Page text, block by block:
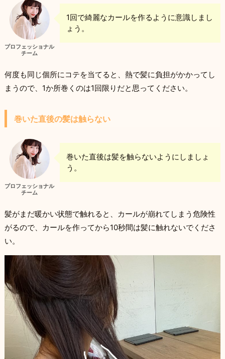
プロフェッショナル
チーム
1回で綺麗なカールを作るように意識しまし
ょう。
何度も同じ個所にコテを当てると、熱で髪に負担がかかってし
まうので、1か所巻くのは1回限りだと思ってください。
巻いた直後の髪は触らない
プロフェッショナル
チーム
巻いた直後は髪を触らないようにしましょ
う。
髪がまだ暖かい状態で触れると、カールが崩れてしまう危険性
がるので、カールを作ってから10秒間は髪に触れないでくださ
い。